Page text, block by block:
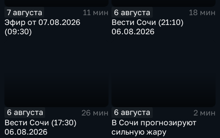
7 августа
11 мин
Эфир от 07.08.2026
(09:30)
6 августа
18 мин
Вести Сочи (21:10)
06.08.2026
6 августа
26 мин
Вести Сочи (17:30)
06.08.2026
6 августа
2 мин
В Сочи прогнозируют
сильную жару